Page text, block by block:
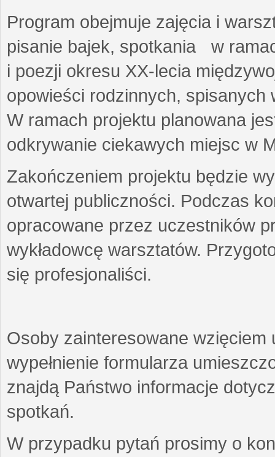
Program obejmuje zajęcia i
pisanie bajek, spotkania w
i poezji okresu XX-lecia
opowieści rodzinnych,
W ramach projektu planowana
odkrywanie ciekawych miejsc w
Zakończeniem projektu będzie
otwartej publiczności. Podczas
opracowane przez uczestników
wykładowcę warsztatów.
się profesjonaliści.
Osoby zainteresowane wzięciem
wypełnienie formularza
znajdą Państwo informacje
spotkań.
W przypadku pytań prosimy o